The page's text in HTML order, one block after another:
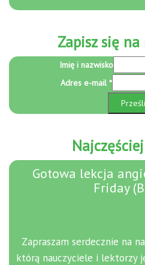
Zapisz się
i
Imię i nazwisko
Adres e-mail *
Gotowa lekcja
Friday
Zapraszam serdecznie na
którą nauczyciele i lektorzy